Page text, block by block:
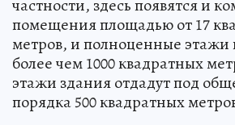
частности, здесь появятся и
помещения площадью от 17
метров, и полноценные
более чем 1000 квадратных
этажи здания отдадут под
порядка 500 квадратных